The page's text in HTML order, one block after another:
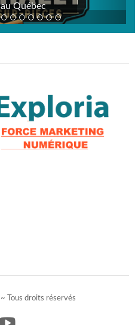
Québec
Tous droits réservés